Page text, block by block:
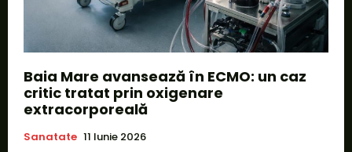
Baia Mare avansează în ECMO: un caz
critic tratat prin oxigenare
extracorporeală
Sanatate 11 Iunie 2026